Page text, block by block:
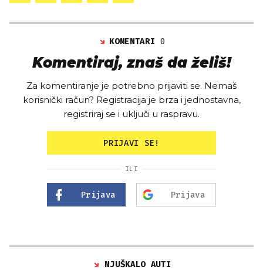
KOMENTARI0
Komentiraj, znaš da želiš!
Za komentiranje je potrebno prijaviti se. Nemaš
korisnički račun? Registracija je brza i jednostavna,
registriraj se i uključi u raspravu.
PRIJAVI SE!
ILI
Prijava Prijava
NJUŠKALO AUTI